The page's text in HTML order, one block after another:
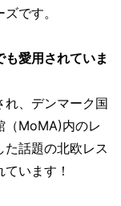
です。
愛用されていま
れ、デンマーク国
（MoMA)内のレ
話題の北欧レス
います！